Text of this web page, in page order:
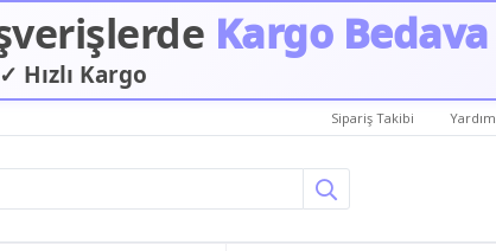
Kargo Bedava
✓ Hızlı Kargo
Alışveriş
Sipariş Takibi Yardım